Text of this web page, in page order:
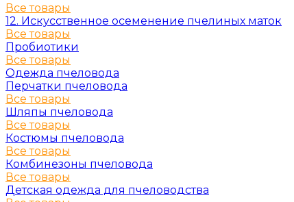
Все товары
12. Искусственное осеменение пчелиных маток
Все товары
Пробиотики
Все товары
Одежда пчеловода
Перчатки пчеловода
Все товары
Шляпы пчеловода
Все товары
Костюмы пчеловода
Все товары
Комбинезоны пчеловода
Все товары
Детская одежда для пчеловодства